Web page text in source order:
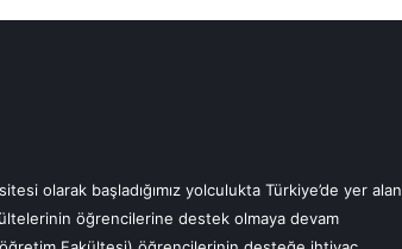
olarak başladığımız yolculukta Türkiye’de yer alan
öğrencilerine destek olmaya devam